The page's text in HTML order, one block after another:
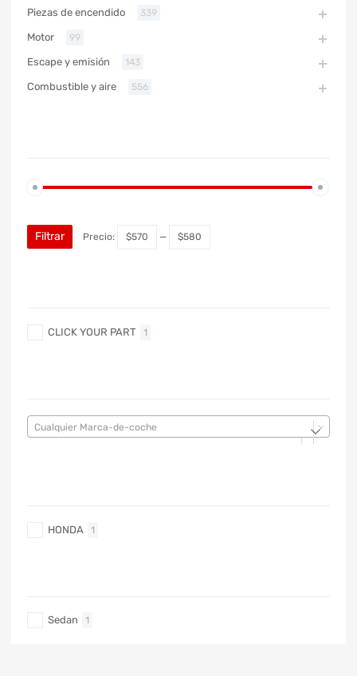
Piezas de encendido 339
Motor 99
Escape y emisión 143
Combustible y aire 556
Filtrar Precio: $570 — $580
CLICK YOUR PART 1
Cualquier Marca-de-coche
HONDA 1
Sedan 1